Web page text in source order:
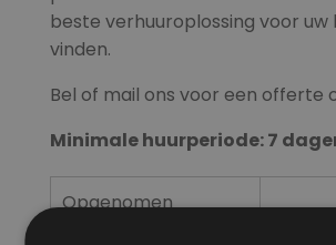
beste verhuuroplossing voor uw
vinden.
Bel of mail ons voor een offerte
Minimale huurperiode: 7
Opgenomen
0,75